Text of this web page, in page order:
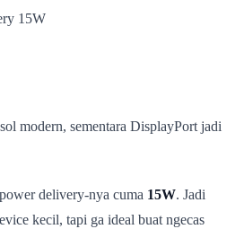
15W
modern, sementara DisplayPort jadi
delivery-nya cuma 15W. Jadi
kecil, tapi ga ideal buat ngecas